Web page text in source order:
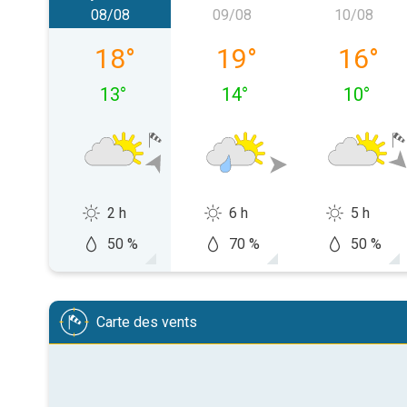
samedi 08/08
08/08
18°
13°
2 h
50 %
dimanche 09/08
09/08
19°
14°
6 h
70 %
lundi 10/
10/08
16°
10°
5 h
50 %
Carte des vents